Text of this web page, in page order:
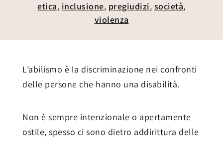
etica, inclusione, pregiudizi, società,
violenza
L’abilismo è la discriminazione nei confronti
delle persone che hanno una disabilità.
Non è sempre intenzionale o apertamente
ostile, spesso ci sono dietro addirittura delle